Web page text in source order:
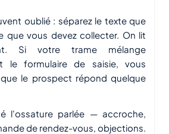
oublié : séparez le texte que
que vous devez collecter. On lit
Si votre trame mélange
le formulaire de saisie, vous
le prospect répond quelque
l'ossature parlée — accroche,
de rendez-vous, objections.